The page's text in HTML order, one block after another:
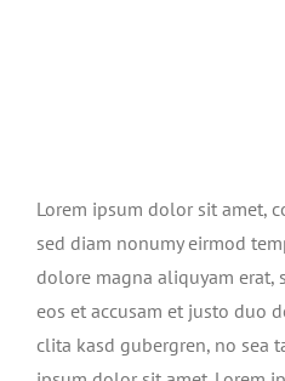
Lorem ipsum dolor sit amet,
sed diam nonumy eirmod
dolore magna aliquyam erat,
eos et accusam et justo duo
clita kasd gubergren, no sea